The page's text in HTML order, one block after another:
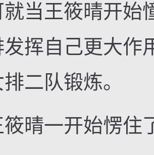
王筱晴开始
发挥自己更大作
二队锻炼。
一开始愣住